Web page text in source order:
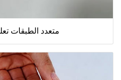
متعدد الطبقات